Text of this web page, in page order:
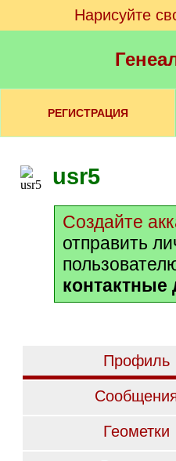
Нарисуйте
РЕГИСТРАЦИЯ
usr5
Создайте
отправить
Профиль
Геометки